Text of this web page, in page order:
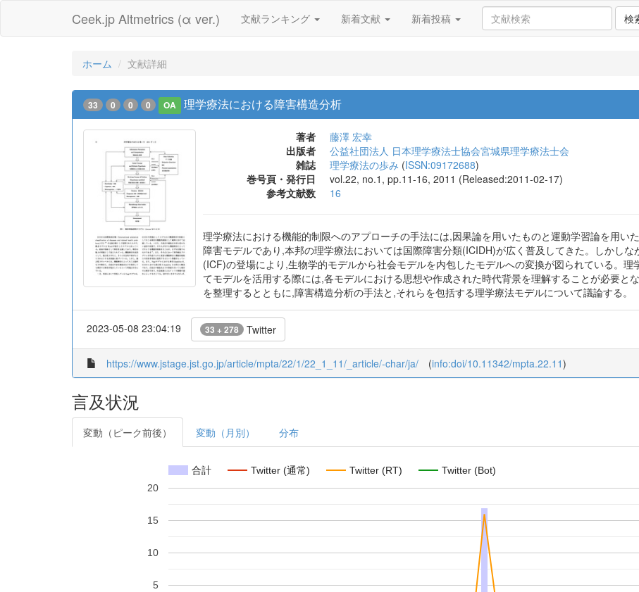
Ceek.jp Altmetrics (α ver.) 文献ランキング 新着文献 新着投稿 検
ホーム 文献詳細
33 0 0 0 OA 理学療法における障害構造分析
著者
藤澤 宏幸
出版者
公益社団法人 日本理学療法士協会宮城県理学療法士会
雑誌
理学療法の歩み (ISSN:09172688)
巻号頁・発行日
vol.22, no.1, pp.11-16, 2011 (Released:2011-02-17)
参考文献数
16
理学療法における機能的制限へのアプローチの手法には,因果論を用いたものと運動学習論を用い
障害モデルであり,本邦の理学療法においては国際障害分類(ICIDH)が広く普及してきた。しかし
(ICF)の登場により,生物学的モデルから社会モデルを内包したモデルへの変換が図られている。
てモデルを活用する際には,各モデルにおける思想や作成された時代背景を理解することが必要と
を整理するとともに,障害構造分析の手法と,それらを包括する理学療法モデルについて議論する。
2023-05-08 23:04:19 33 + 278 Twitter
https://www.jstage.jst.go.jp/article/mpta/22/1/22_1_11/_article/-char/ja/ (info:doi/10.11342/mpta.22.11)
言及状況
変動（ピーク前後） 変動（月別） 分布
合計 Twitter (通常) Twitter (RT) Twitter (Bot)
5
10
15
20